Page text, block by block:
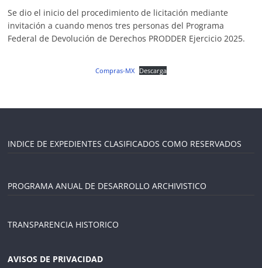
Se dio el inicio del procedimiento de licitación mediante
invitación a cuando menos tres personas del Programa
Federal de Devolución de Derechos PRODDER Ejercicio 2025.
Compras-MX Descarga
INDICE DE EXPEDIENTES CLASIFICADOS COMO RESERVADOS
PROGRAMA ANUAL DE DESARROLLO ARCHIVISTICO
TRANSPARENCIA HISTORICO
AVISOS DE PRIVACIDAD